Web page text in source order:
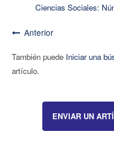
Ciencias Sociales:
Anterior
También puede Iniciar una
artículo.
ENVIAR UN